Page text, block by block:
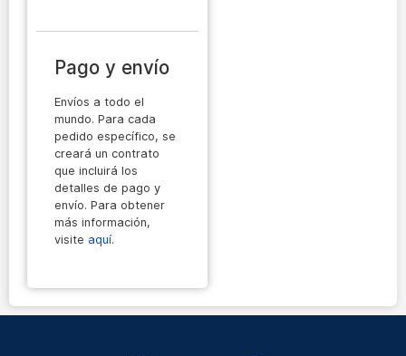
Pago y envío
Envíos a todo el
mundo. Para cada
pedido específico, se
creará un contrato
que incluirá los
detalles de pago y
envío. Para obtener
más información,
visite aquí.